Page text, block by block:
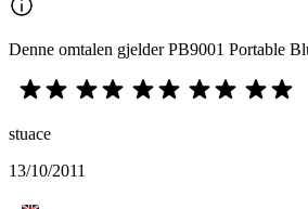
Denne omtalen gjelder PB9001 Portable
stuace
13/10/2011